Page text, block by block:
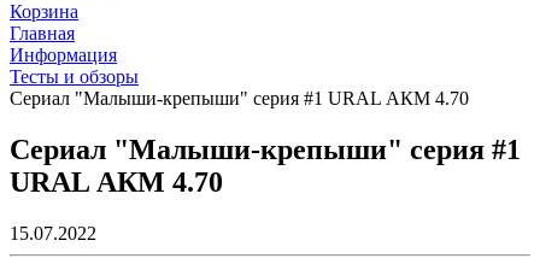
Корзина
Главная
Информация
Тесты и обзоры
Сериал "Малыши-крепыши" серия #1 URAL АКM 4.70
Сериал "Малыши-крепыши" серия #1
URAL АКM 4.70
15.07.2022